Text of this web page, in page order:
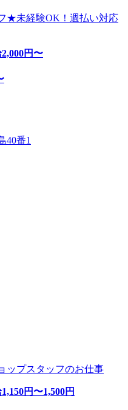
★未経験OK！週払い対応
2,000円〜
40番1
ップスタッフのお仕事
1,150円〜1,500円